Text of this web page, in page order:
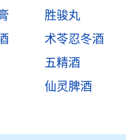
胜骏丸
术苓忍冬酒
五精酒
仙灵脾酒